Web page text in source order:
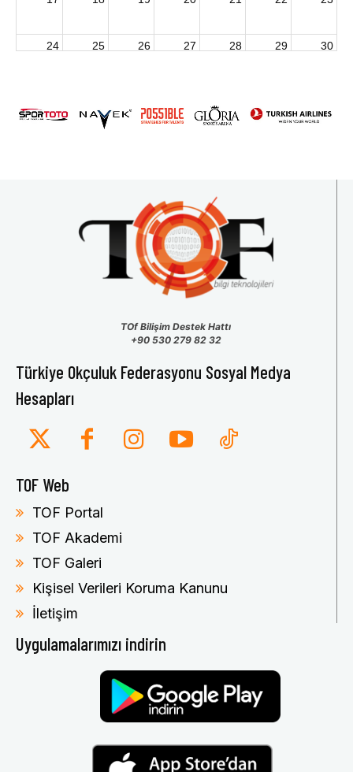
24 25 26 27 28 29 30
TOf Bilişim Destek Hattı
+90 530 279 82 32
Türkiye Okçuluk Federasyonu Sosyal Medya
Hesapları
TOF Web
TOF Portal
TOF Akademi
TOF Galeri
Kişisel Verileri Koruma Kanunu
İletişim
Uygulamalarımızı indirin